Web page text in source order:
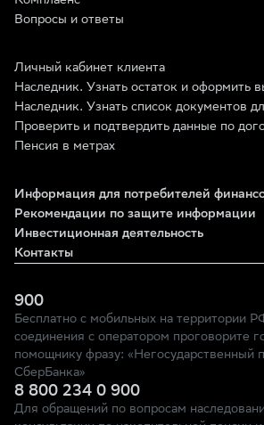
Вопросы и ответы
Личный кабинет клиента
Наследник. Узнать остаток и оформить
Наследник. Узнать список документов
Проверить и подтвердить данные по
Пенсия в метрах
Информация для потребителей
Рекомендации по защите информации
Инвестиционная деятельность
Контакты
900
Бесплатно с мобильных на территории
соединения с оператором проговорите
помощнику фразу: «Негосударственный
СберБанка»
8 800 234 0 900
Для обращений по вопросам